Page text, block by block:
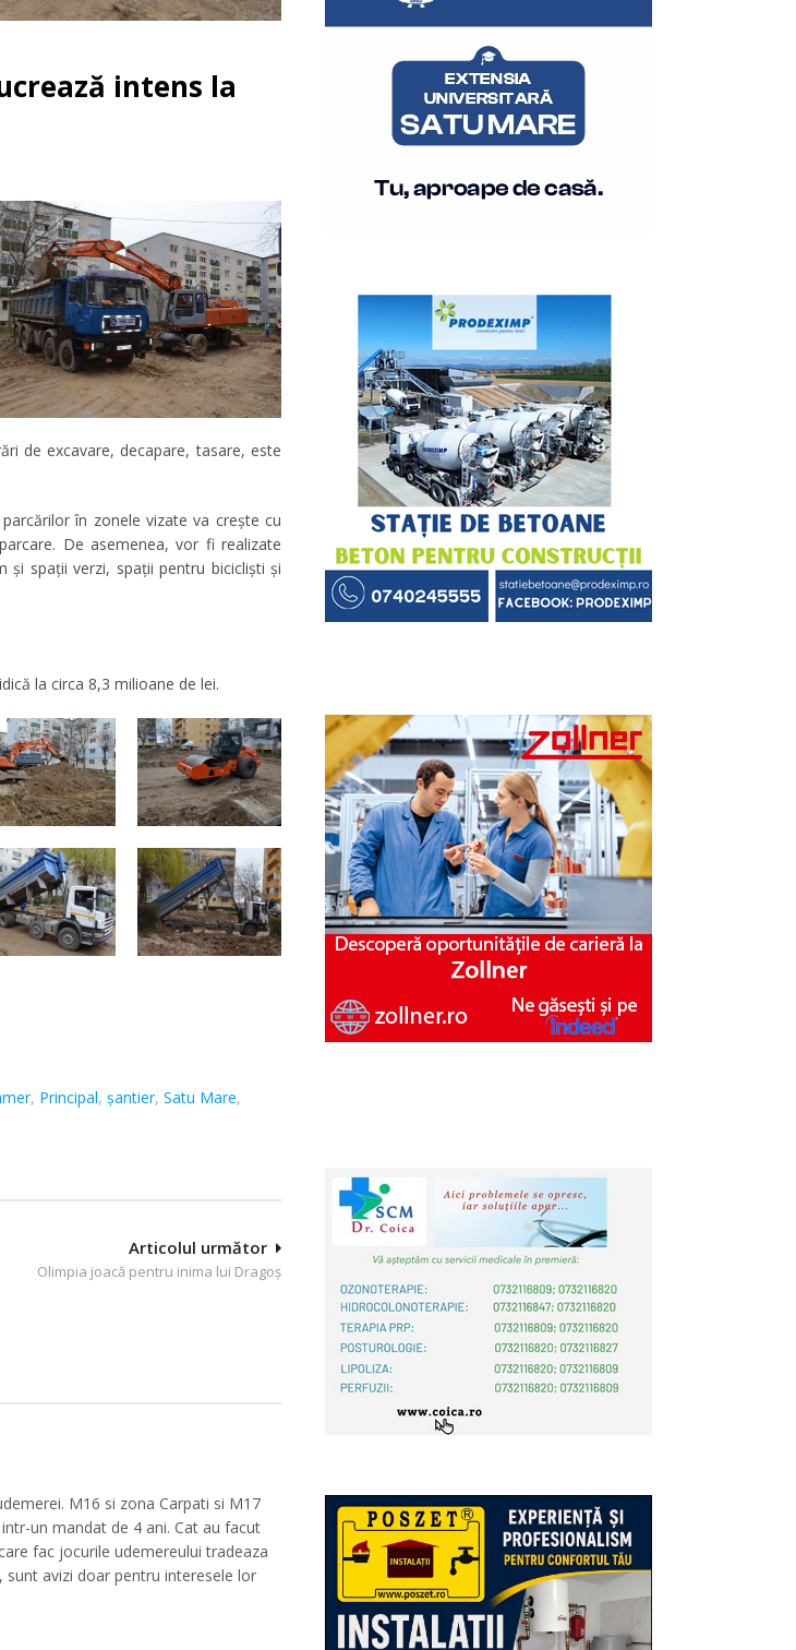
intens la
de excavare, decapare, tasare, este
în zonele vizate va crește cu
De asemenea, vor fi realizate
spaţii verzi, spaţii pentru biciclişti şi
la circa 8,3 milioane de lei.
, Principal, șantier, Satu Mare,
Articolul următor
Olimpia joacă pentru inima lui Dragoș
M16 si zona Carpati si M17
un mandat de 4 ani. Cat au facut
fac jocurile udemereului tradeaza
avizi doar pentru interesele lor